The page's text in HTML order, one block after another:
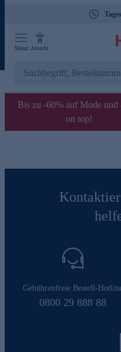
Menü Ansicht
Bis zu -60% auf Mode und
on top!
Gebührenfreie Bestell-
0800 29 888 88